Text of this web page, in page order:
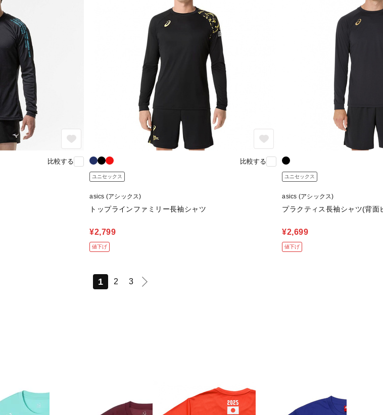
比較する 比較する
ユニセックス
asics (アシックス)
トップラインファミリー長袖シャツ
¥2,799
値下げ
ユニセックス
asics (アシックス)
プラクティス長袖シャツ(背面
¥2,699
値下げ
1 2 3